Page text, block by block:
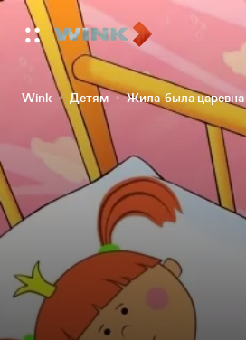
Wink Детям Жила-была царевна